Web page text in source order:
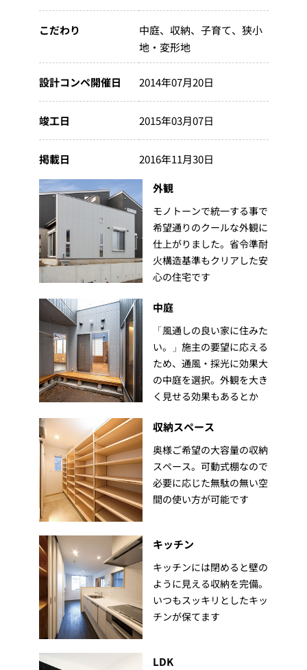
こだわり 中庭 収納 子育て
狭小
地・変形地
設計コンペ開催日 2014年07月20日
竣工日 2015年03月07日
掲載日
2016年11月30日
外観
モノトーンで統一する事で
希望通りのクールな外観に
仕上がりました。省令準耐
火構造基準もクリアした安
心の住宅です
中庭
「風通しの良い家に住みた
い。」施主の要望に応える
ため、通風・採光に効果大
の中庭を選択。外観を大き
く見せる効果もあるとか
収納スペース
奥様ご希望の大容量の収納
スペース。可動式棚なので
必要に応じた無駄の無い空
間の使い方が可能です
キッチン
キッチンには閉めると壁の
ように見える収納を完備。
いつもスッキリとしたキッ
チンが保てます
LDK